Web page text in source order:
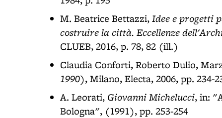
M. Beatrice Bettazzi,Idee e progetti
costruire la città. Eccellenze
CLUEB, 2016, p. 78, 82 (ill.)
Claudia Conforti, Roberto Dulio,
1990), Milano, Electa, 2006, pp. 234-
A. Leorati, Giovanni Michelucci, in:
Bologna", (1991), pp. 253-254